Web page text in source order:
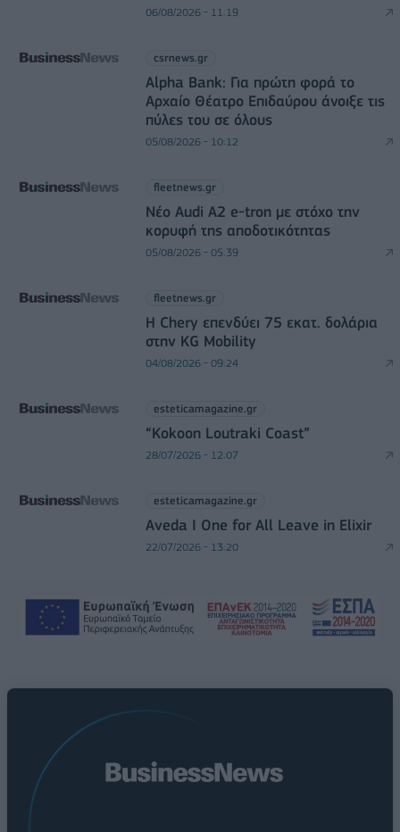
06/08/2026 - 11:19
csrnews.gr
Alpha Bank: Για πρώτη φορά το
Αρχαίο Θέατρο Επιδαύρου άνοιξε τις
πύλες του σε όλους
05/08/2026 - 10:12
fleetnews.gr
Νέο Audi A2 e-tron με στόχο την
κορυφή της αποδοτικότητας
05/08/2026 - 05:39
fleetnews.gr
Η Chery επενδύει 75 εκατ. δολάρια
στην KG Mobility
04/08/2026 - 09:24
esteticamagazine.gr
“Kokoon Loutraki Coast”
28/07/2026 - 12:07
esteticamagazine.gr
Aveda I One for All Leave in Elixir
22/07/2026 - 13:20